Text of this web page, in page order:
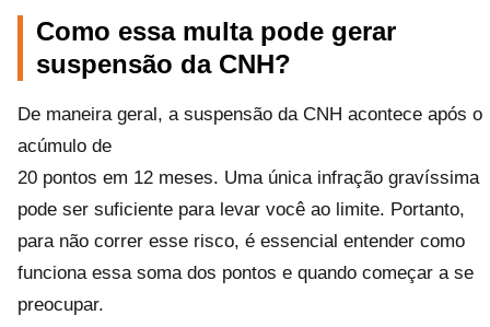
Como essa multa pode gerar
suspensão da CNH?
De maneira geral, a suspensão da CNH acontece após o
acúmulo de
20 pontos em 12 meses. Uma única infração gravíssima
pode ser suficiente para levar você ao limite. Portanto,
para não correr esse risco, é essencial entender como
funciona essa soma dos pontos e quando começar a se
preocupar.